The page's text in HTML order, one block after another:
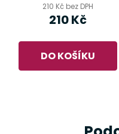
210 Kč bez DPH
210 Kč
DO KOŠÍKU